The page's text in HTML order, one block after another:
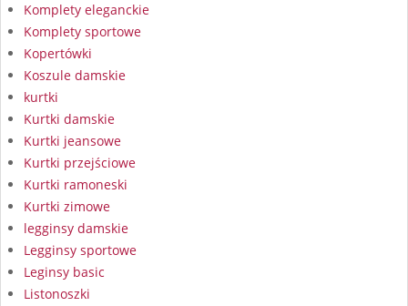
Komplety eleganckie
Komplety sportowe
Kopertówki
Koszule damskie
kurtki
Kurtki damskie
Kurtki jeansowe
Kurtki przejściowe
Kurtki ramoneski
Kurtki zimowe
legginsy damskie
Legginsy sportowe
Leginsy basic
Listonoszki